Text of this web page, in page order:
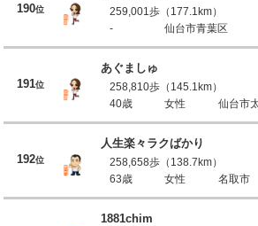
190位
259,001歩（177.1km）
-
仙台市青葉区
191位
あぐましゅ
258,810歩（145.1km）
40歳
女性 仙台市
192位
人生楽々ラクばかり
258,658歩（138.7km）
63歳
女性 名取市
1881chim